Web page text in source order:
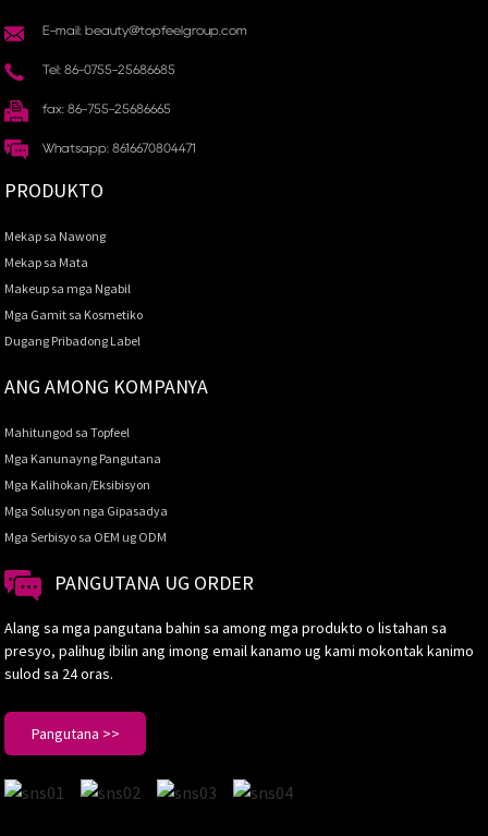
E-mail: beauty@topfeelgroup.com
Tel: 86-0755-25686685
fax: 86-755-25686665
Whatsapp: 8616670804471
PRODUKTO
Mekap sa Nawong
Mekap sa Mata
Makeup sa mga Ngabil
Mga Gamit sa Kosmetiko
Dugang Pribadong Label
ANG AMONG KOMPANYA
Mahitungod sa Topfeel
Mga Kanunayng Pangutana
Mga Kalihokan/Eksibisyon
Mga Solusyon nga Gipasadya
Mga Serbisyo sa OEM ug ODM
PANGUTANA UG ORDER
Alang sa mga pangutana bahin sa among mga produkto o listahan sa
presyo, palihug ibilin ang imong email kanamo ug kami mokontak kanimo
sulod sa 24 oras.
Pangutana >>